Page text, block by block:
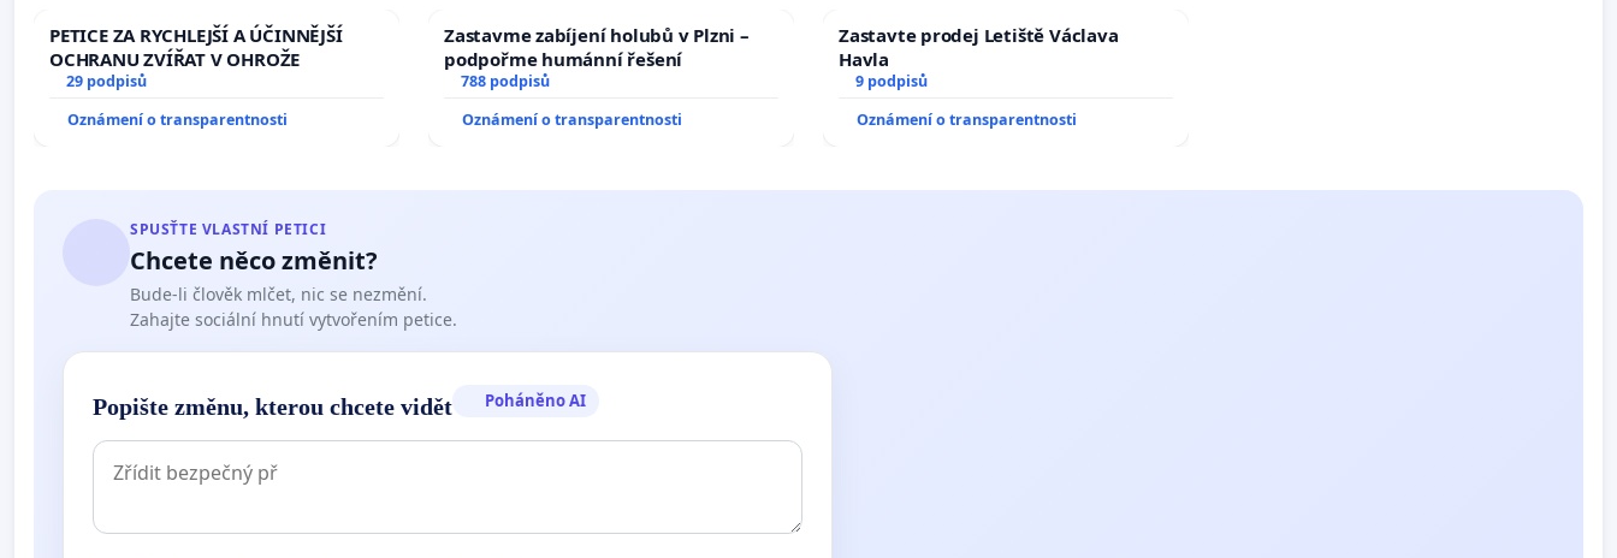
PETICE ZA RYCHLEJŠÍ A ÚČINNĚJŠÍ
OCHRANU ZVÍŘAT V OHROŽE
29 podpisů
Oznámení o transparentnosti
Zastavme zabíjení holubů v Plzni –
podpořme humánní řešení
788 podpisů
Oznámení o transparentnosti
Zastavte prodej Letiště Václava
Havla
9 podpisů
Oznámení o transparentnosti
SPUSŤTE VLASTNÍ PETICI
Chcete něco změnit?
Bude-li člověk mlčet, nic se nezmění.
Zahajte sociální hnutí vytvořením petice.
Popište změnu, kterou chcete vidět Poháněno AI